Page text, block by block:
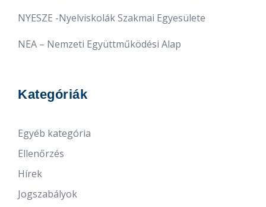
NYESZE -Nyelviskolák Szakmai Egyesülete
NEA – Nemzeti Együttműködési Alap
Kategóriák
Egyéb kategória
Ellenőrzés
Hírek
Jogszabályok